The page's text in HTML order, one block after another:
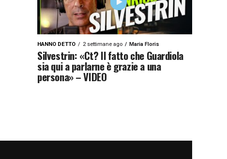
HANNO DETTO 2 settimane ago Maria Floris
Silvestrin: «Ct? Il fatto che Guardiola
sia qui a parlarne è grazie a una
persona» – VIDEO